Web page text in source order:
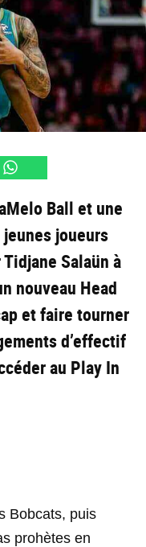
Ball et une
joueurs
Salaün à
nouveau Head
et faire tourner
d’effectif
au Play In
Bobcats, puis
prohètes en